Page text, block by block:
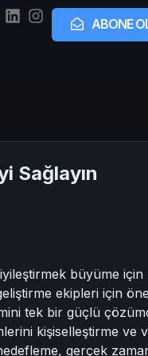
ABONE
Sağlayın
büyüme
ekipleri için
tek bir güçlü
kişiselleştirme ve
gerçek